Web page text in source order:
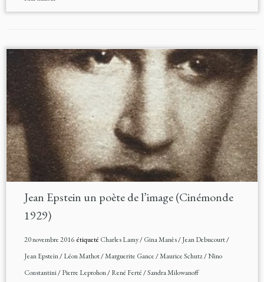
Jean Epstein un poète de l’image (Cinémonde
1929)
20 novembre 2016étiqueté Charles Lamy/Gina Manès/Jean Debucourt/
Jean Epstein/Léon Mathot/Marguerite Gance/Maurice Schutz/Nino
Constantini/Pierre Leprohon/René Ferté/Sandra Milowanoff